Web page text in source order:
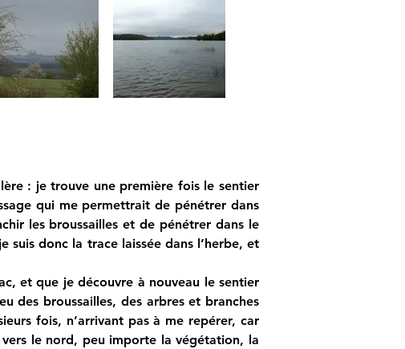
: je trouve une première fois le sentier
qui me permettrait de pénétrer dans
les broussailles et de pénétrer dans le
suis donc la trace laissée dans l’herbe, et
et que je découvre à nouveau le sentier
des broussailles, des arbres et branches
fois, n’arrivant pas à me repérer, car
le nord, peu importe la végétation, la